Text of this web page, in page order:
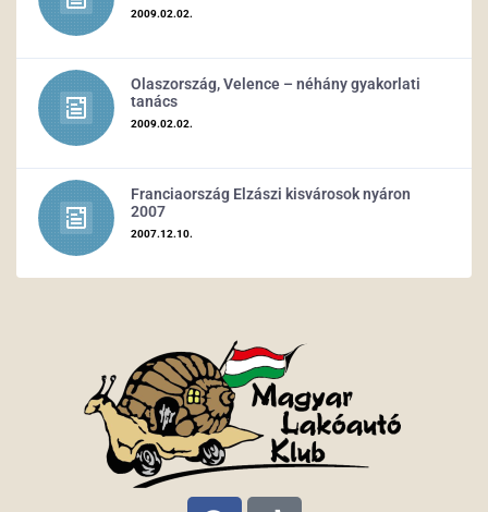
2009.02.02.
Olaszország, Velence – néhány gyakorlati
tanács
2009.02.02.
Franciaország Elzászi kisvárosok nyáron
2007
2007.12.10.